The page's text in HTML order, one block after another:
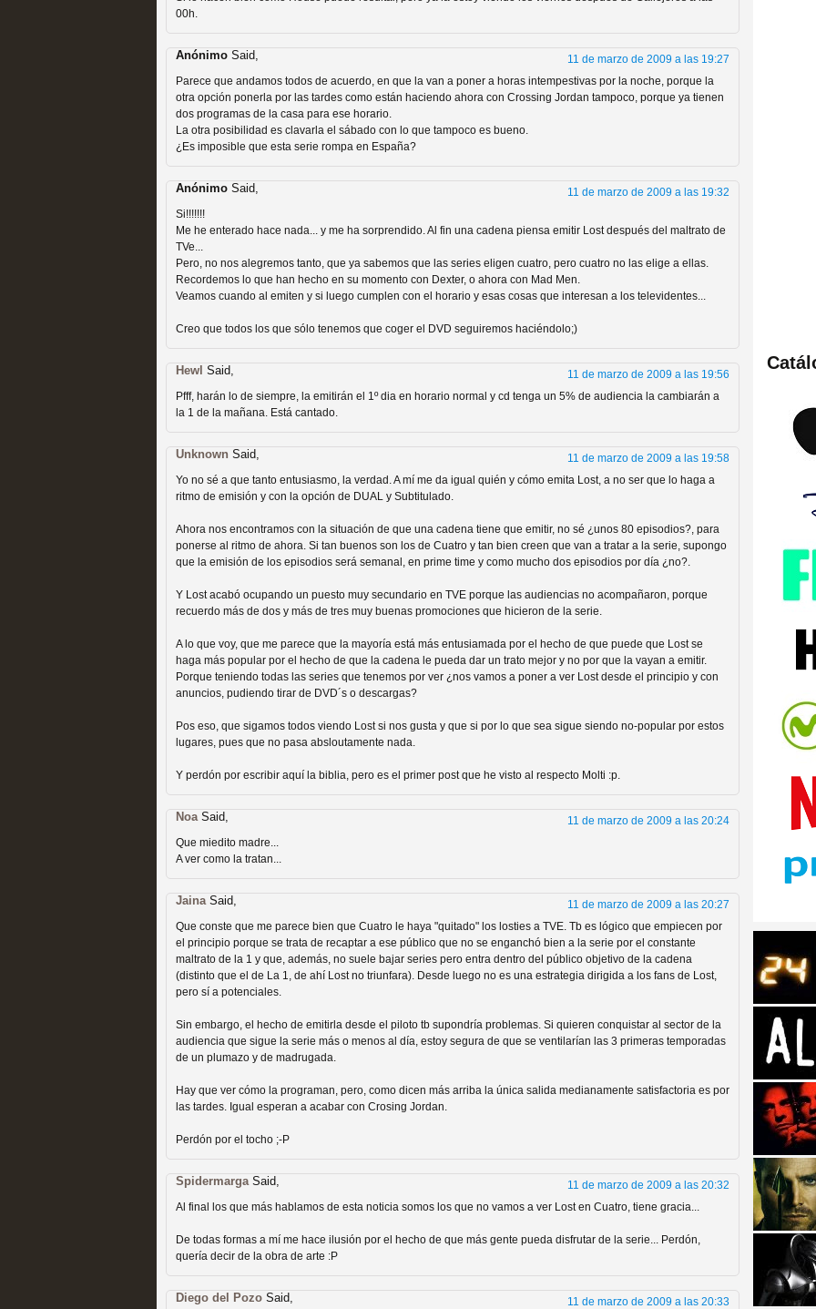
The Get Down o cómo acabar siendo una de las
series más caras de la historia
MOLTISANTI
Recomendación de la semana
Fin de ciclo para las series de viajes en el tiempo
MOLTISANTI
Taboo es otra miniserie británica que no es
miniserie
MOLTISANTI
Recomendación de la semana
Las temporadas de pilotos de Amazon
MOLTISANTI
Recomendación de la semana
Galería con los Mejores Personajes de Series de
Televisión
MOLTISANTI
Recomendación de la semana
Las productoras de las estrellas de cine y
televisión
00h.
Anónimo Said,
11 de marzo de 2009 a las 19:27
Parece que andamos todos de acuerdo, en que la van a poner a horas intempestivas por la noche, porque la
otra opción ponerla por las tardes como están haciendo ahora con Crossing Jordan tampoco, porque ya tienen
dos programas de la casa para ese horario.
La otra posibilidad es clavarla el sábado con lo que tampoco es bueno.
¿Es imposible que esta serie rompa en España?
Anónimo Said,
11 de marzo de 2009 a las 19:32
Si!!!!!!!
Me he enterado hace nada... y me ha sorprendido. Al fin una cadena piensa emitir Lost después del maltrato de
TVe...
Pero, no nos alegremos tanto, que ya sabemos que las series eligen cuatro, pero cuatro no las elige a ellas.
Recordemos lo que han hecho en su momento con Dexter, o ahora con Mad Men.
Veamos cuando al emiten y si luego cumplen con el horario y esas cosas que interesan a los televidentes...
Creo que todos los que sólo tenemos que coger el DVD seguiremos haciéndolo;)
Hewl Said,
11 de marzo de 2009 a las 19:56
Pfff, harán lo de siempre, la emitirán el 1º dia en horario normal y cd tenga un 5% de audiencia la cambiarán a
la 1 de la mañana. Está cantado.
Unknown Said,
11 de marzo de 2009 a las 19:58
Yo no sé a que tanto entusiasmo, la verdad. A mí me da igual quién y cómo emita Lost, a no ser que lo haga a
ritmo de emisión y con la opción de DUAL y Subtitulado.
Ahora nos encontramos con la situación de que una cadena tiene que emitir, no sé ¿unos 80 episodios?, para
ponerse al ritmo de ahora. Si tan buenos son los de Cuatro y tan bien creen que van a tratar a la serie, supongo
que la emisión de los episodios será semanal, en prime time y como mucho dos episodios por día ¿no?.
Y Lost acabó ocupando un puesto muy secundario en TVE porque las audiencias no acompañaron, porque
recuerdo más de dos y más de tres muy buenas promociones que hicieron de la serie.
A lo que voy, que me parece que la mayoría está más entusiamada por el hecho de que puede que Lost se
haga más popular por el hecho de que la cadena le pueda dar un trato mejor y no por que la vayan a emitir.
Porque teniendo todas las series que tenemos por ver ¿nos vamos a poner a ver Lost desde el principio y con
anuncios, pudiendo tirar de DVD´s o descargas?
Pos eso, que sigamos todos viendo Lost si nos gusta y que si por lo que sea sigue siendo no-popular por estos
lugares, pues que no pasa absloutamente nada.
Y perdón por escribir aquí la biblia, pero es el primer post que he visto al respecto Molti :p.
Noa Said,
11 de marzo de 2009 a las 20:24
Que miedito madre...
A ver como la tratan...
Jaina Said,
11 de marzo de 2009 a las 20:27
Que conste que me parece bien que Cuatro le haya "quitado" los losties a TVE. Tb es lógico que empiecen por
el principio porque se trata de recaptar a ese público que no se enganchó bien a la serie por el constante
maltrato de la 1 y que, además, no suele bajar series pero entra dentro del público objetivo de la cadena
(distinto que el de La 1, de ahí Lost no triunfara). Desde luego no es una estrategia dirigida a los fans de Lost,
pero sí a potenciales.
Sin embargo, el hecho de emitirla desde el piloto tb supondría problemas. Si quieren conquistar al sector de la
audiencia que sigue la serie más o menos al día, estoy segura de que se ventilarían las 3 primeras temporadas
de un plumazo y de madrugada.
Hay que ver cómo la programan, pero, como dicen más arriba la única salida medianamente satisfactoria es por
las tardes. Igual esperan a acabar con Crosing Jordan.
Perdón por el tocho ;-P
Spidermarga Said,
11 de marzo de 2009 a las 20:32
Al final los que más hablamos de esta noticia somos los que no vamos a ver Lost en Cuatro, tiene gracia...
De todas formas a mí me hace ilusión por el hecho de que más gente pueda disfrutar de la serie... Perdón,
quería decir de la obra de arte :P
Diego del Pozo Said,
11 de marzo de 2009 a las 20:33